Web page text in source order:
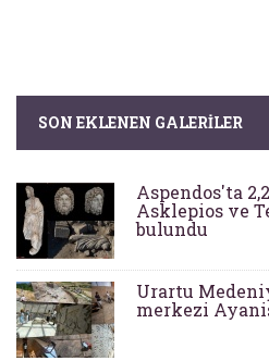
SON EKLENEN GALERILER
Aspendos'ta
Asklepios ve
bulundu
Urartu
merkezi